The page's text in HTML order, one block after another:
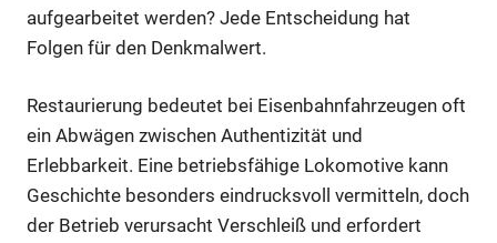
aufgearbeitet werden? Jede Entscheidung hat
Folgen für den Denkmalwert.
Restaurierung bedeutet bei Eisenbahnfahrzeugen oft
ein Abwägen zwischen Authentizität und
Erlebbarkeit. Eine betriebsfähige Lokomotive kann
Geschichte besonders eindrucksvoll vermitteln, doch
der Betrieb verursacht Verschleiß und erfordert